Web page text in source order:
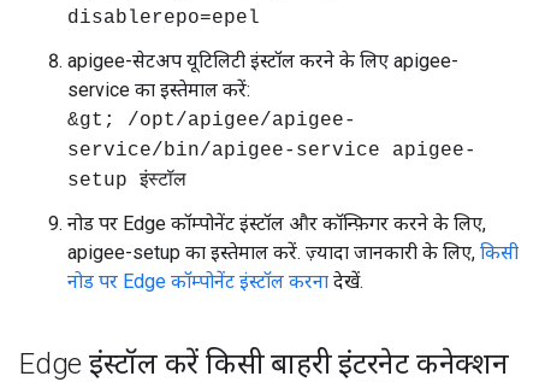
disablerepo=epel
apigee-सेटअप यूटिलिटी इंस्टॉल करने के लिए apigee-
service का इस्तेमाल करें:
&gt; /opt/apigee/apigee-
service/bin/apigee-service apigee-
setup इंस्टॉल
नोड पर Edge कॉम्पोनेंट इंस्टॉल और कॉन्फ़िगर करने के लिए,
apigee-setup का इस्तेमाल करें. ज़्यादा जानकारी के लिए, किसी
नोड पर Edge कॉम्पोनेंट इंस्टॉल करना देखें.
Edge इंस्टॉल करें किसी बाहरी इंटरनेट कनेक्शन